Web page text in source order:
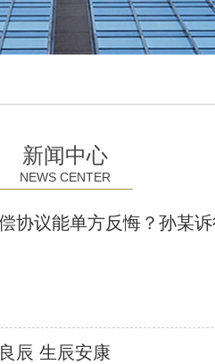
新闻中心
NEWS CENTER
协议能单方反悔？孙某
辰 生辰安康